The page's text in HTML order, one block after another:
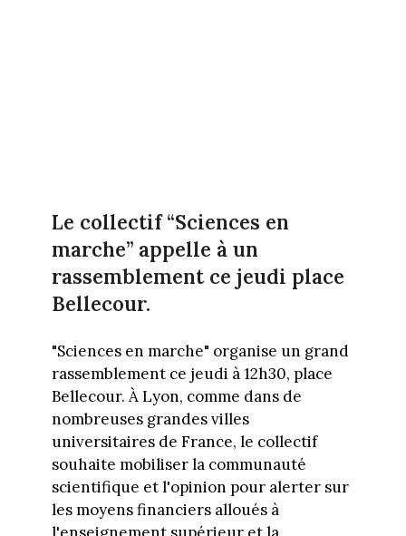
Le collectif “Sciences en
marche” appelle à un
rassemblement ce jeudi place
Bellecour.
"Sciences en marche" organise un grand
rassemblement ce jeudi à 12h30, place
Bellecour. À Lyon, comme dans de
nombreuses grandes villes
universitaires de France, le collectif
souhaite mobiliser la communauté
scientifique et l'opinion pour alerter sur
les moyens financiers alloués à